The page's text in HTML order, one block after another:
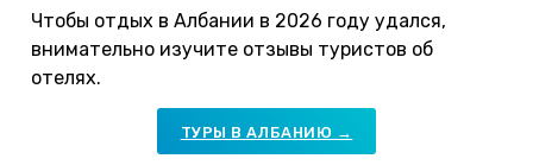
Чтобы отдых в Албании в 2026 году удался,
внимательно изучите отзывы туристов об
отелях.
ТУРЫ В АЛБАНИЮ →